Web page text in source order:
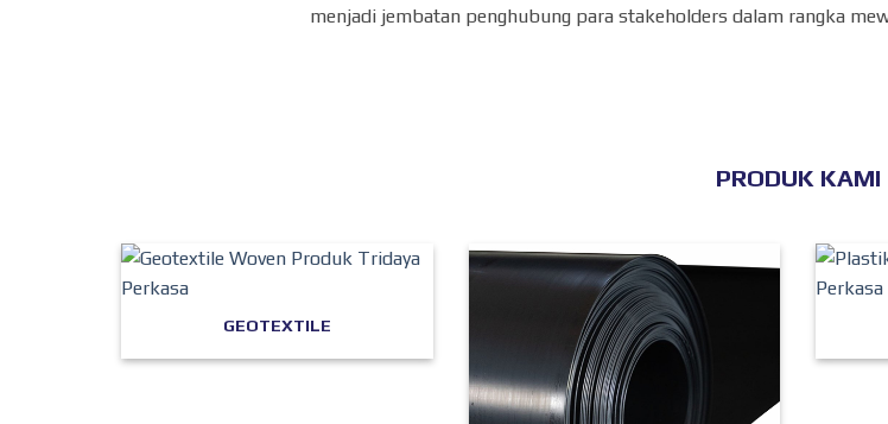
menjadi jembatan penghubung para stakeholders dalam rangka
PRODUK KAMI
GEOTEXTILE